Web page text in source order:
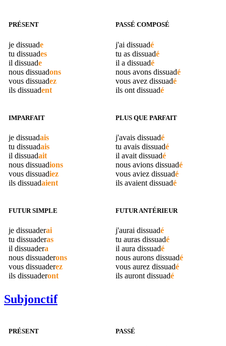
PRÉSENT
je dissuade
tu dissuades
il dissuade
nous dissuadons
vous dissuadez
ils dissuadent
PASSÉ COMPOSÉ
j'ai dissuadé
tu as dissuadé
il a dissuadé
nous avons dissuadé
vous avez dissuadé
ils ont dissuadé
IMPARFAIT
je dissuadais
tu dissuadais
il dissuadait
nous dissuadions
vous dissuadiez
ils dissuadaient
PLUS QUE PARFAIT
j'avais dissuadé
tu avais dissuadé
il avait dissuadé
nous avions dissuadé
vous aviez dissuadé
ils avaient dissuadé
FUTUR SIMPLE
je dissuaderai
tu dissuaderas
il dissuadera
nous dissuaderons
vous dissuaderez
ils dissuaderont
FUTUR ANTÉRIEUR
j'aurai dissuadé
tu auras dissuadé
il aura dissuadé
nous aurons dissuadé
vous aurez dissuadé
ils auront dissuadé
Subjonctif
PRÉSENT PASSÉ